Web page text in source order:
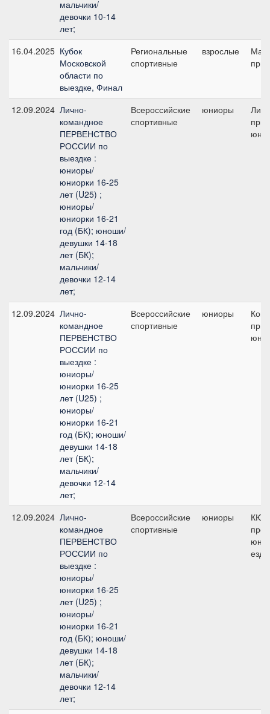
мальчики/
девочки 10-14
лет;
16.04.2025 Кубок
Московской
области по
выездке, Финал
Региональные
спортивные
взрослые
приз
12.09.2024 Лично-
командное
ПЕРВЕНСТВО
РОССИИ по
выездке :
юниоры/
юниорки 16-25
лет (U25) ;
юниоры/
юниорки 16-21
год (БК); юноши/
девушки 14-18
лет (БК);
мальчики/
девочки 12-14
лет;
Всероссийские
спортивные
юниоры
12.09.2024 Лично-
командное
ПЕРВЕНСТВО
РОССИИ по
выездке :
юниоры/
юниорки 16-25
лет (U25) ;
юниоры/
юниорки 16-21
год (БК); юноши/
девушки 14-18
лет (БК);
мальчики/
девочки 12-14
лет;
Всероссийские
спортивные
юниоры
12.09.2024 Лично-
командное
ПЕРВЕНСТВО
РОССИИ по
выездке :
юниоры/
юниорки 16-25
лет (U25) ;
юниоры/
юниорки 16-21
год (БК); юноши/
девушки 14-18
лет (БК);
мальчики/
девочки 12-14
лет;
Всероссийские
спортивные
юниоры
КЮР
езд